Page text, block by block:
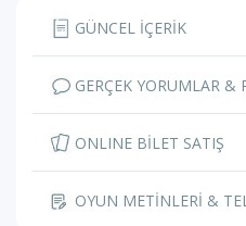
GÜNCEL İÇERİK
GERÇEK YORUMLAR &
ONLINE BİLET SATIŞ
OYUN METİNLERİ &